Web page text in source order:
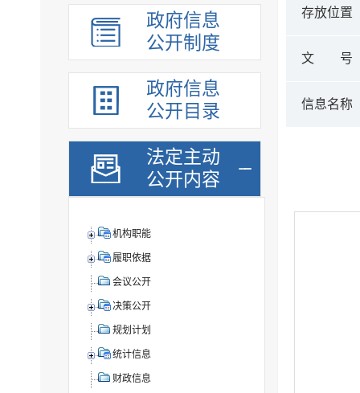
政府信息
公开制度
政府信息
公开目录
法定主动
公开内容
机构职能
履职依据
会议公开
决策公开
规划计划
统计信息
财政信息
存放位置
文 号
信息名称